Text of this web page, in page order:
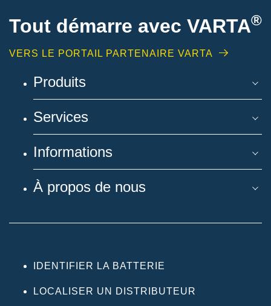
Tout démarre avec VARTA®
VERS LE PORTAIL PARTENAIRE VARTA
Produits
Services
Informations
À propos de nous
IDENTIFIER LA BATTERIE
LOCALISER UN DISTRIBUTEUR